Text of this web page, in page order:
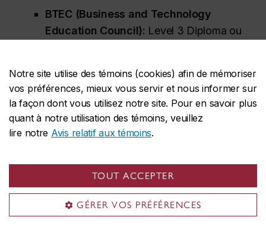
Notre site utilise des témoins (cookies) afin de mémoriser
vos préférences, mieux vous servir et nous informer sur
la façon dont vous utilisez notre site. Pour en savoir plus
quant à notre utilisation des témoins, veuillez
lire notre Avis relatif aux témoins.
TOUT ACCEPTER
GÉRER VOS PRÉFÉRENCES
BTEC (Business and Technology
Education Council): Level 3 Diploma ou
Renseignements complémentaires pour les
candidates et candidats du système
d’éducation britannique (GCE)
(transferts internes ou externes) :C
Vous devez satisfaire aux conditions